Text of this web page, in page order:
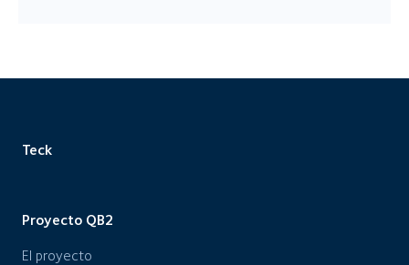
Teck
Proyecto QB2
El proyecto